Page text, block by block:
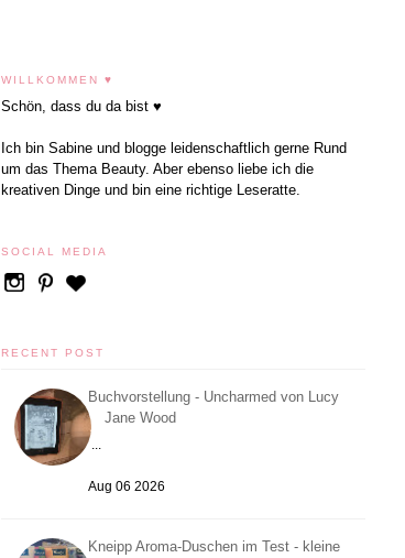
WILLKOMMEN ♥
Schön, dass du da bist ♥
Ich bin Sabine und blogge leidenschaftlich gerne Rund
um das Thema Beauty. Aber ebenso liebe ich die
kreativen Dinge und bin eine richtige Leseratte.
SOCIAL MEDIA
RECENT POST
Buchvorstellung - Uncharmed von Lucy
Jane Wood
...
Aug 06 2026
Kneipp Aroma-Duschen im Test - kleine